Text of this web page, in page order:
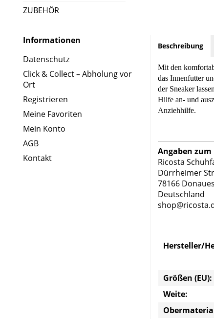
ZUBEHÖR
Informationen
Datenschutz
Click & Collect – Abholung vor
Ort
Registrieren
Meine Favoriten
Mein Konto
AGB
Kontakt
Beschreibung
Mit den
das Innenfutter
der Sneaker
Hilfe an- und
Anziehhilfe.
Angaben zum
Ricosta
Dürrheimer
78166
Deutschland
Hersteller/
Größen (EU):
Weite: